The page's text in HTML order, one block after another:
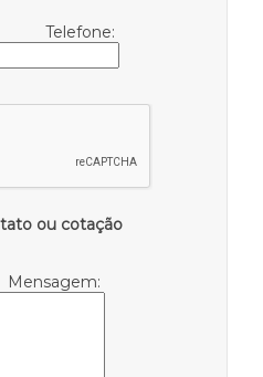
Telefone:
ou cotação
Mensagem: